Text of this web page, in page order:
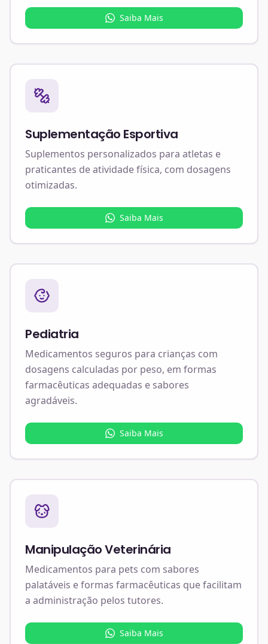
Saiba Mais
Suplementação Esportiva
Suplementos personalizados para atletas e
praticantes de atividade física, com dosagens
otimizadas.
Saiba Mais
Pediatria
Medicamentos seguros para crianças com
dosagens calculadas por peso, em formas
farmacêuticas adequadas e sabores
agradáveis.
Saiba Mais
Manipulação Veterinária
Medicamentos para pets com sabores
palatáveis e formas farmacêuticas que facilitam
a administração pelos tutores.
Saiba Mais